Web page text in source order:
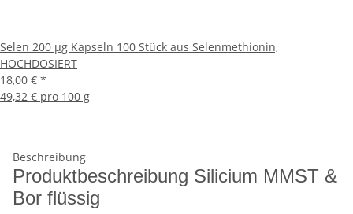
Selen 200 µg Kapseln 100 Stück aus Selenmethionin,
HOCHDOSIERT
18,00 € *
49,32 € pro 100 g
Beschreibung
Produktbeschreibung Silicium MMST &
Bor flüssig